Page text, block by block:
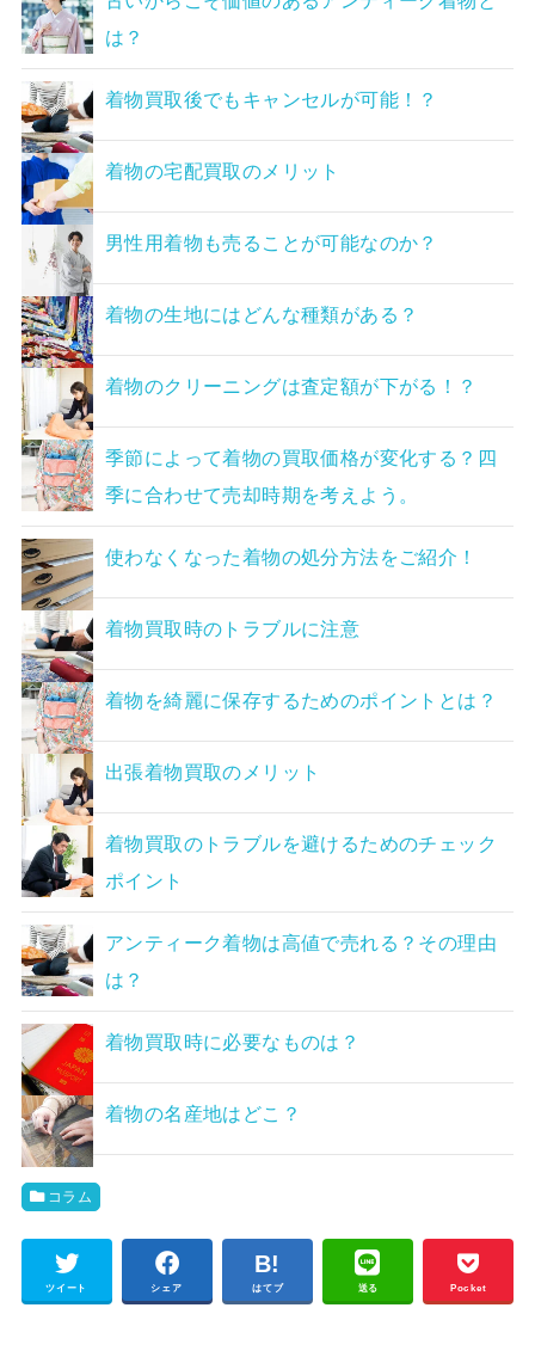
は？
着物買取後でもキャンセルが可能！？
着物の宅配買取のメリット
男性用着物も売ることが可能なのか？
着物の生地にはどんな種類がある？
着物のクリーニングは査定額が下がる！？
季節によって着物の買取価格が変化する？四
季に合わせて売却時期を考えよう。
使わなくなった着物の処分方法をご紹介！
着物買取時のトラブルに注意
着物を綺麗に保存するためのポイントとは？
出張着物買取のメリット
着物買取のトラブルを避けるためのチェック
ポイント
アンティーク着物は高値で売れる？その理由
は？
着物買取時に必要なものは？
着物の名産地はどこ？
コラム
ツイート シェア はてブ 送る Pocket